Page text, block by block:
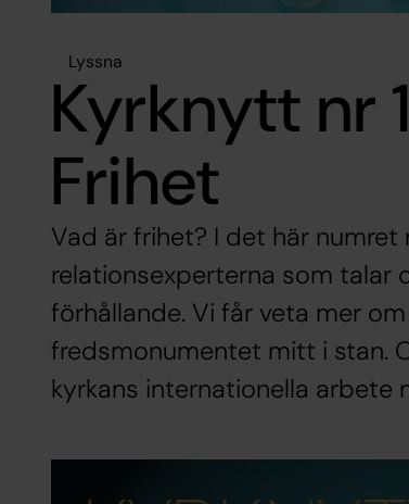
Lyssna
Kyrknytt nr
Frihet
Vad är frihet? I det här
relationsexperterna som talar
förhållande. Vi får veta mer
fredsmonumentet mitt i stan.
kyrkans internationella arbete